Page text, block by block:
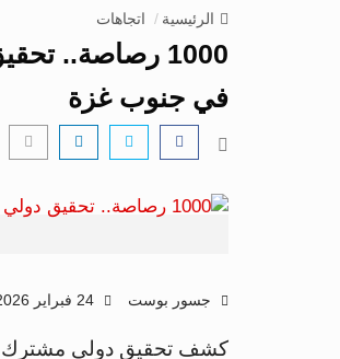
الرئيسية اتجاهات
1000 رصاصة..
في جنوب غزة
جسور بوست
كشف تحقيق دولي مشترك